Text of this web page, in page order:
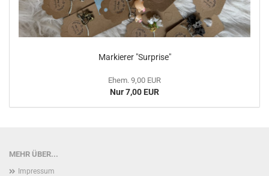
Markierer "Surprise"
Ehem. 9,00 EUR
Nur 7,00 EUR
MEHR ÜBER...
Impressum